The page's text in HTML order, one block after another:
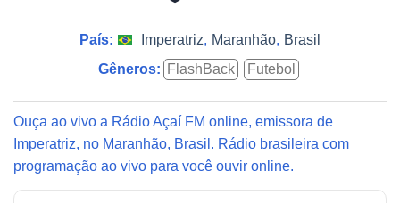
País: Imperatriz, Maranhão, Brasil
Gêneros: FlashBack Futebol
Ouça ao vivo a Rádio Açaí FM online, emissora de
Imperatriz, no Maranhão, Brasil. Rádio brasileira com
programação ao vivo para você ouvir online.